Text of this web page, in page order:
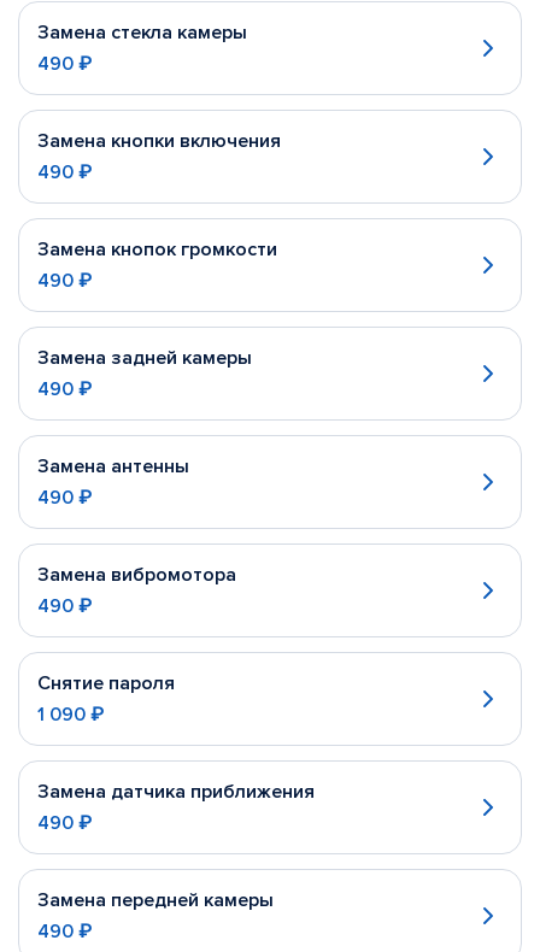
Замена стекла камеры
490 ₽
Замена кнопки включения
490 ₽
Замена кнопок громкости
490 ₽
Замена задней камеры
490 ₽
Замена антенны
490 ₽
Замена вибромотора
490 ₽
Снятие пароля
1 090 ₽
Замена датчика приближения
490 ₽
Замена передней камеры
490 ₽